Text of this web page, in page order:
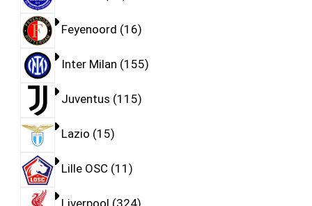
Feyenoord 16
Inter Milan 155
Juventus 115
Lazio 15
Lille OSC 11